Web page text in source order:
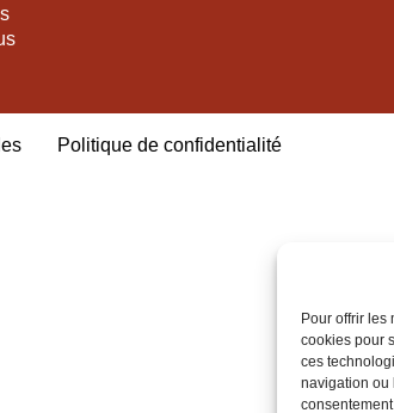
Pour offrir
cookies pour
ces
navigation ou
Politique de confidentialité